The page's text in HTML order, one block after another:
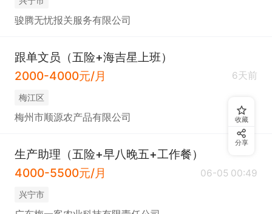
骏腾无忧报关服务有限公司
跟单文员（五险+海吉星上班）
2000-4000元/月
6天前
梅江区
梅州市顺源农产品有限公司
生产助理（五险+早八晚五+工作餐）
4000-5500元/月
06-05 00:49
兴宁市
收藏
分享